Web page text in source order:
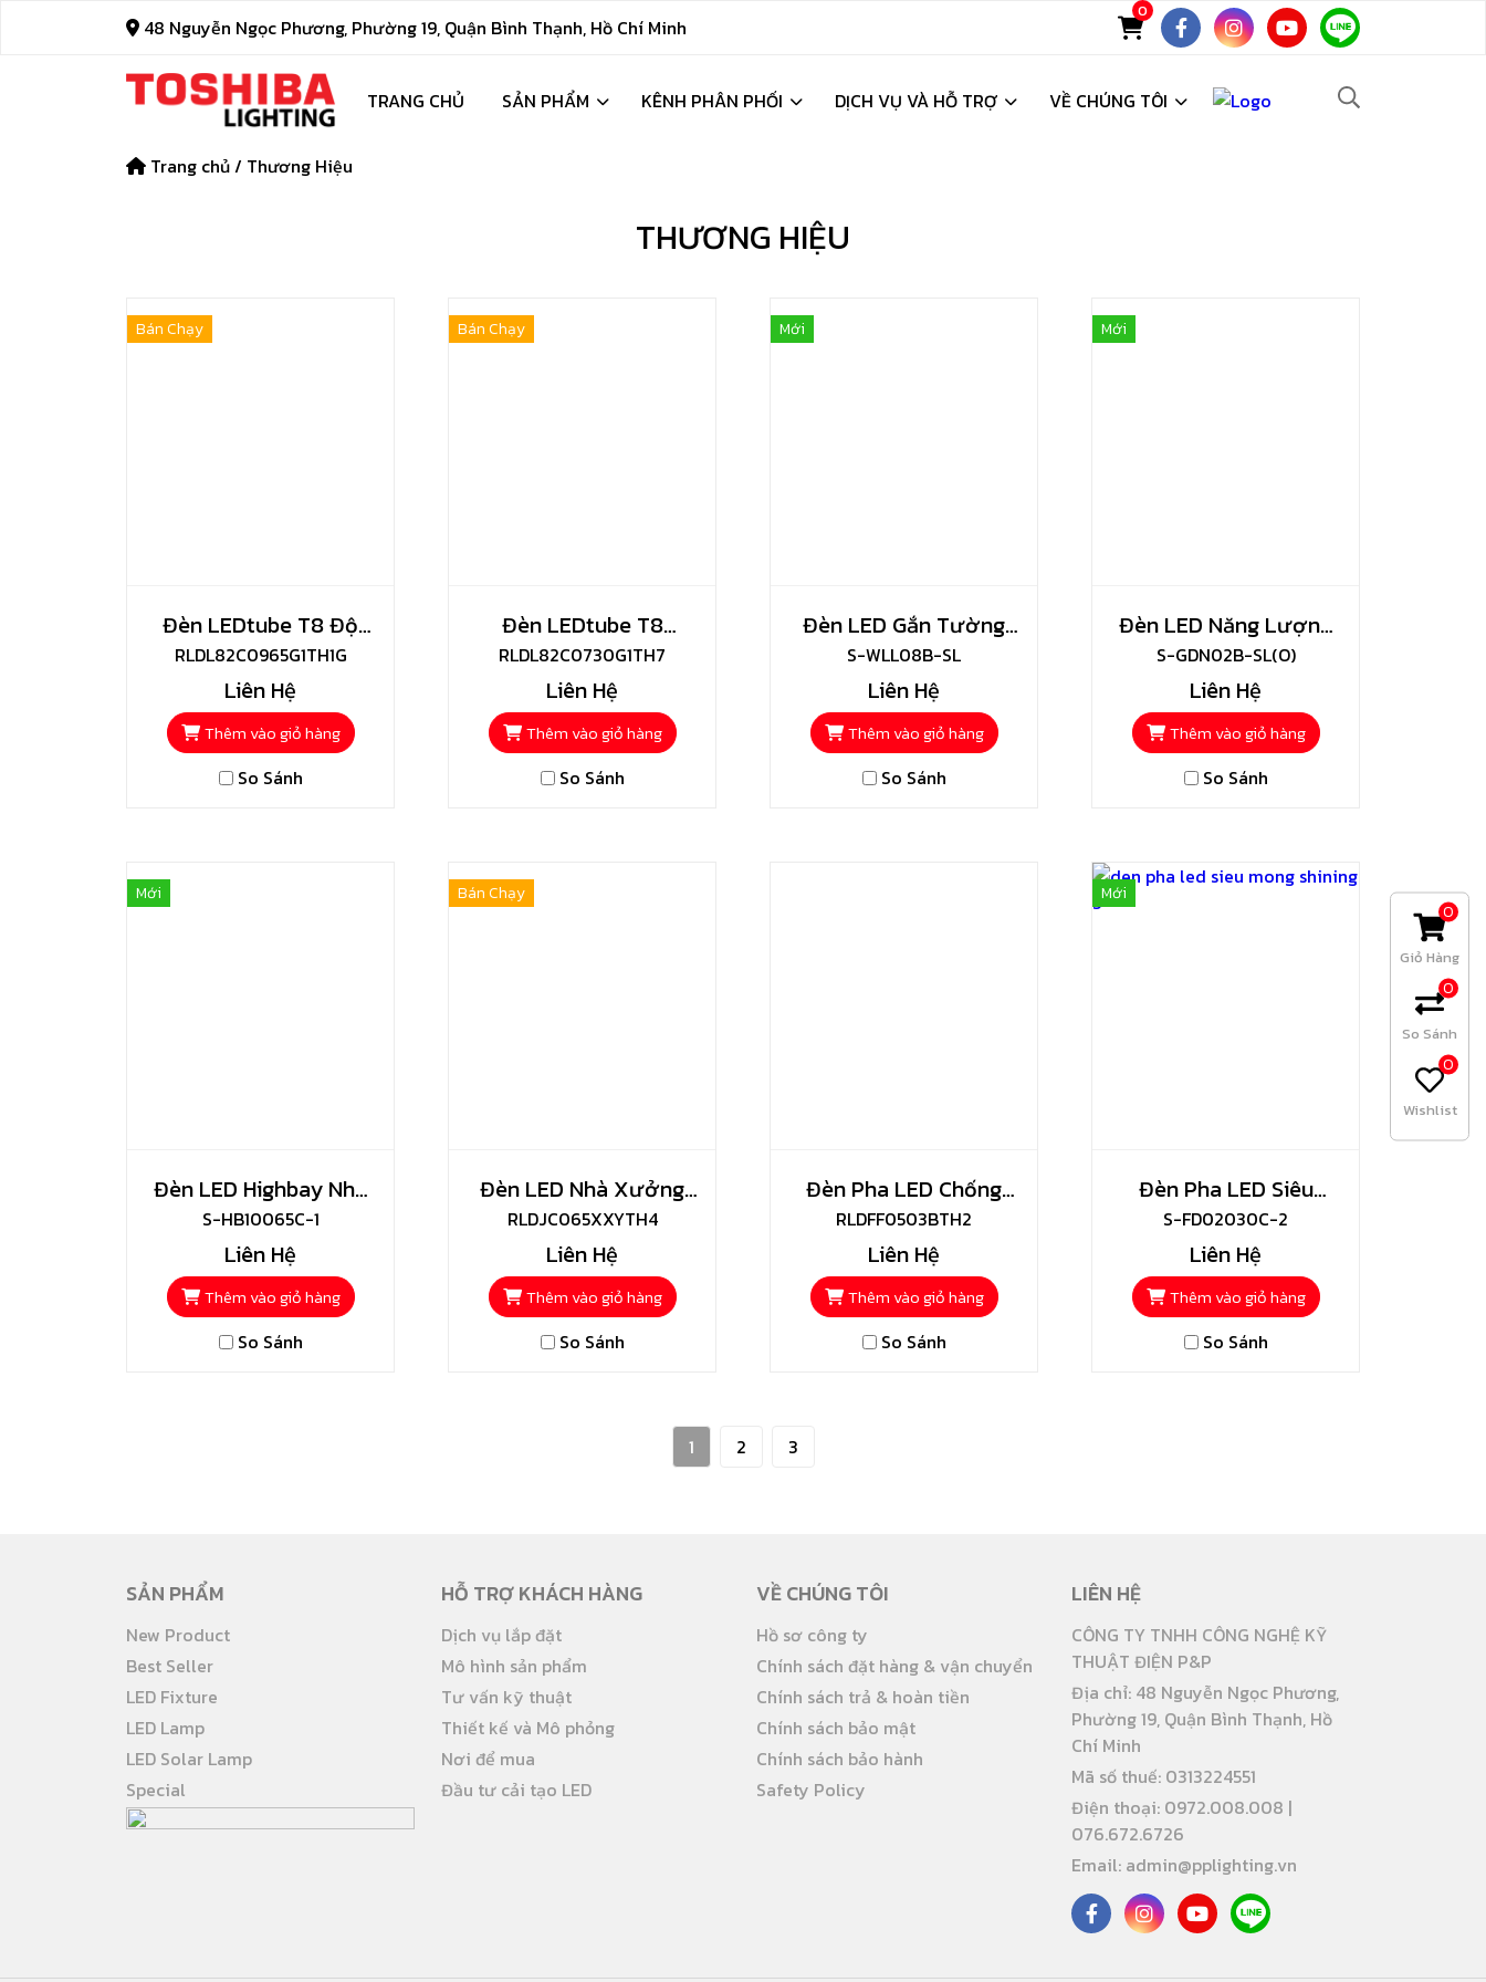
48 Nguyễn Ngọc Phương, Phường 19, Quận Bình Thạnh, Hồ Chí Minh
0
TRANG CHỦ SẢN PHẨM KÊNH PHÂN PHỐI DỊCH VỤ VÀ HỖ TRỢ VỀ CHÚNG TÔI
Trang chủ/ Thương Hiệu
THƯƠNG HIỆU
Bán Chạy
Đèn LEDtube T8 Độ
Sáng Cao Toshiba
RLDL82C0965G1TH1G
Liên Hệ
Thêm vào giỏ hàng
So Sánh
Bán Chạy
Đèn LEDtube T8
Toshiba
RLDL82C0730G1TH7
Liên Hệ
Thêm vào giỏ hàng
So Sánh
Mới
Đèn LED Gắn Tường
Năng Lượng Mặt Trời
Shining
S-WLL08B-SL
Liên Hệ
Thêm vào giỏ hàng
So Sánh
Mới
Đèn LED Năng Lượng
Mặt Trời Sân Vườn
UFO 150w Shining
S-GDN02B-SL(O)
Liên Hệ
Thêm vào giỏ hàng
So Sánh
Mới
Đèn LED Highbay Nhà
Xưởng – Shining
S-HB10065C-1
Liên Hệ
Thêm vào giỏ hàng
So Sánh
Bán Chạy
Đèn LED Nhà Xưởng
Highbay Toshiba
RLDJC065XXYTH4
Liên Hệ
Thêm vào giỏ hàng
So Sánh
Đèn Pha LED Chống
Thấm Toshiba
RLDFF0503BTH2
Liên Hệ
Thêm vào giỏ hàng
So Sánh
Mới
Đèn Pha LED Siêu
Mỏng Shining
S-FD02030C-2
Liên Hệ
Thêm vào giỏ hàng
So Sánh
1 2 3
SẢN PHẨM
New Product
Best Seller
LED Fixture
LED Lamp
LED Solar Lamp
Special
HỖ TRỢ KHÁCH HÀNG
Dịch vụ lắp đặt
Mô hình sản phẩm
Tư vấn kỹ thuật
Thiết kế và Mô phỏng
Nơi để mua
Đầu tư cải tạo LED
VỀ CHÚNG TÔI
Hồ sơ công ty
Chính sách đặt hàng & vận chuyển
Chính sách trả & hoàn tiền
Chính sách bảo mật
Chính sách bảo hành
Safety Policy
LIÊN HỆ
CÔNG TY TNHH CÔNG NGHỆ KỸ
THUẬT ĐIỆN P&P
Địa chỉ: 48 Nguyễn Ngọc Phương,
Phường 19, Quận Bình Thạnh, Hồ
Chí Minh
Mã số thuế: 0313224551
Điện thoại: 0972.008.008 |
076.672.6726
Email: admin@pplighting.vn
0
Giỏ Hàng
0
So Sánh
0
Wishlist